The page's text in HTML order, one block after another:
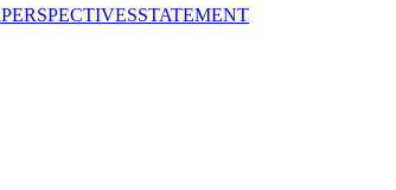
PERSPECTIVESSTATEMENT